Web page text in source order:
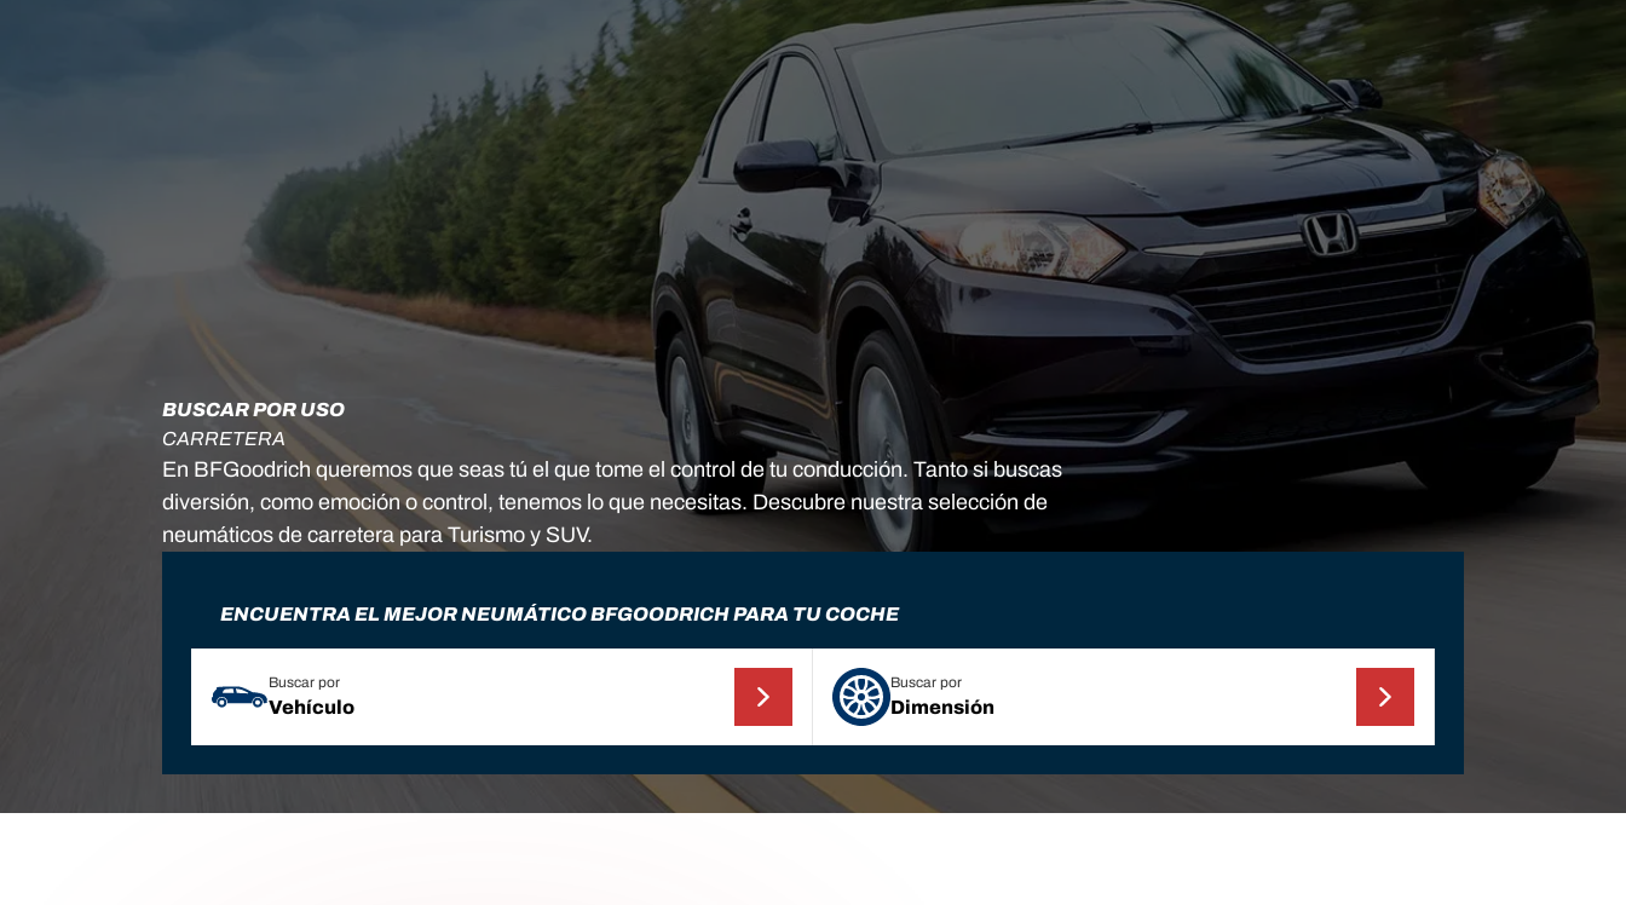
BUSCAR POR USO
CARRETERA
En BFGoodrich queremos que seas tú el que tome el control de tu conducción. Tanto si buscas
diversión, como emoción o control, tenemos lo que necesitas. Descubre nuestra selección de
neumáticos de carretera para Turismo y SUV.
ENCUENTRA EL MEJOR NEUMÁTICO BFGOODRICH PARA TU COCHE
Buscar por
Vehículo
Buscar por
Dimensión